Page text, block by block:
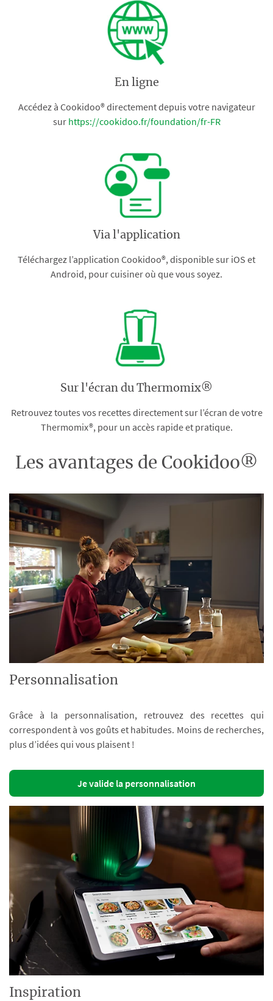
En ligne
Accédez à Cookidoo® directement depuis votre navigateur
sur https://cookidoo.fr/foundation/fr-FR
Via l'application
Téléchargez l’application Cookidoo®, disponible sur iOS et
Android, pour cuisiner où que vous soyez.
Sur l'écran du Thermomix®
Retrouvez toutes vos recettes directement sur l’écran de votre
Thermomix®, pour un accès rapide et pratique.
Les avantages de Cookidoo®
Personnalisation
Grâce à la personnalisation, retrouvez des recettes qui
correspondent à vos goûts et habitudes. Moins de recherches,
plus d’idées qui vous plaisent !
Je valide la personnalisation
Inspiration